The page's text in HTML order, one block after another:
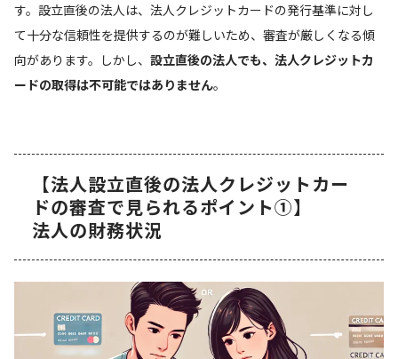
す。設立直後の法人は、法人クレジットカードの発行基準に対し
て十分な信頼性を提供するのが難しいため、審査が厳しくなる傾
向があります。しかし、 設立直後の法人でも、法人クレジットカ
ードの取得は不可能ではありません。
【法人設立直後の法人クレジットカー
ドの審査で見られるポイント①】
法人の財務状況